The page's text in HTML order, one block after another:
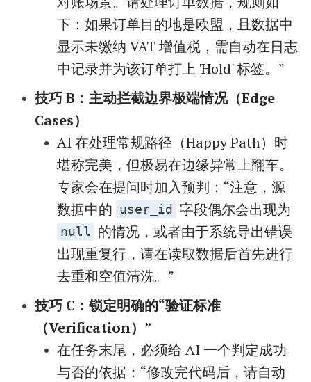
下：如果订单目的地是欧盟，且数据中
显示未缴纳 VAT 增值税，需自动在日志
中记录并为该订单打上 'Hold' 标签。”
技巧 B：主动拦截边界极端情况（Edge
Cases）
AI 在处理常规路径（Happy Path）时
堪称完美，但极易在边缘异常上翻车。
专家会在提问时加入预判：“注意，源
数据中的 user_id 字段偶尔会出现为
null
的情况，或者由于系统导出错误
出现重复行，请在读取数据后首先进行
去重和空值清洗。”
技巧 C：锁定明确的“验证标准
（Verification）”
在任务末尾，必须给 AI 一个判定成功
与否的依据：“修改完代码后，请自动